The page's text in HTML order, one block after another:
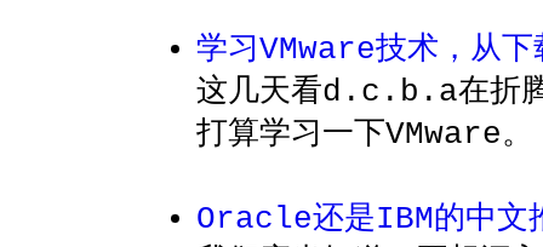
学习VMware技术，从下
这几天看d.c.b.a在折
打算学习一下VMware。
Oracle还是IBM的中文